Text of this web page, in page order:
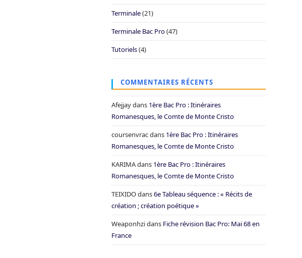
Terminale(21)
Terminale Bac Pro(47)
Tutoriels(4)
COMMENTAIRES RÉCENTS
Afejjaydans 1ère Bac Pro : Itinéraires
Romanesques, le Comte de Monte Cristo
coursenvracdans 1ère Bac Pro : Itinéraires
Romanesques, le Comte de Monte Cristo
KARIMAdans 1ère Bac Pro : Itinéraires
Romanesques, le Comte de Monte Cristo
TEIXIDOdans6e Tableau séquence : « Récits de
création ; création poétique »
Weaponhzidans Fiche révision Bac Pro: Mai 68 en
France